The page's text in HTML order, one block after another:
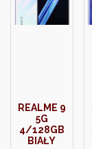
REALME 9
5G
4/128GB
BIAŁY